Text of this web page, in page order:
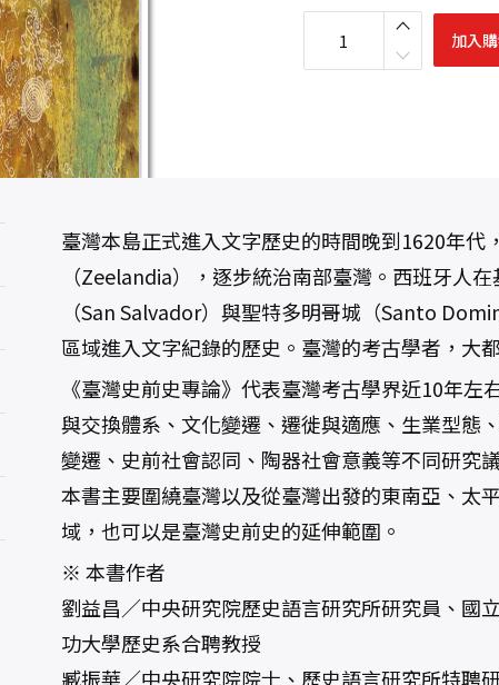
臺
前
加入
臺灣本島正式進入文字歷史的時間晚到1620年代
（Zeelandia），逐步統治南部臺灣。西班牙人
（San Salvador）與聖特多明哥城（Santo
區域進入文字紀錄的歷史。臺灣的考古學者，大
《臺灣史前史專論》代表臺灣考古學界近10年
與交換體系、文化變遷、遷徙與適應、生業型態
變遷、史前社會認同、陶器社會意義等不同研究
本書主要圍繞臺灣以及從臺灣出發的東南亞、太
域，也可以是臺灣史前史的延伸範圍。
※ 本書作者
劉益昌／中央研究院歷史語言研究所研究員、國
功大學歷史系合聘教授
臧振華／中央研究院院士、歷史語言研究所特聘